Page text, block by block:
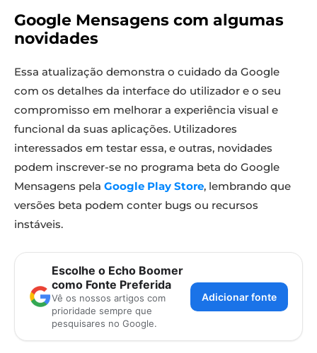
Google Mensagens com algumas
novidades
Essa atualização demonstra o cuidado da Google
com os detalhes da interface do utilizador e o seu
compromisso em melhorar a experiência visual e
funcional da suas aplicações. Utilizadores
interessados em testar essa, e outras, novidades
podem inscrever-se no programa beta do Google
Mensagens pela Google Play Store, lembrando que
versões beta podem conter bugs ou recursos
instáveis.
Escolhe o Echo Boomer
como Fonte Preferida
Vê os nossos artigos com
prioridade sempre que
pesquisares no Google.
Adicionar fonte